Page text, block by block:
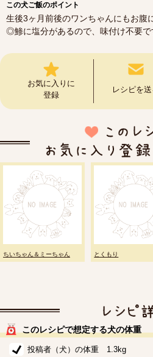
この犬ご飯のポイント
生後3ヶ月前後のワンちゃんにもお腹
◎鯵に塩分があるので、味付け不要で
お気に入りに
登録
レシピを送
ちいちゃん＆ミーちゃん とくもり
このレシピで想定する犬の体重
投稿者（犬）の体重 1.3kg